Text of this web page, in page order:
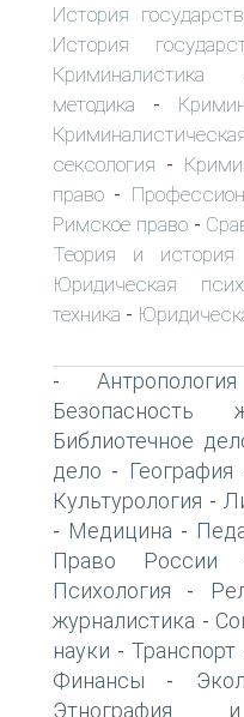
История
История
Криминалистика
методика -
сексология -
право -
Римское право-
Теория и история
Юридическая
техника -
- Антропология
Безопасность
Библиотечное
дело - География
Культурология -
- Медицина -
Право России
Психология -
журналистика -
науки - Транспорт
Финансы -
Этнография